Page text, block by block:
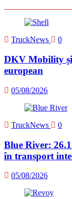
TruckNews 0
DKV Mobility
european
05/08/2026
TruckNews 0
Blue River:
în transport
05/08/2026